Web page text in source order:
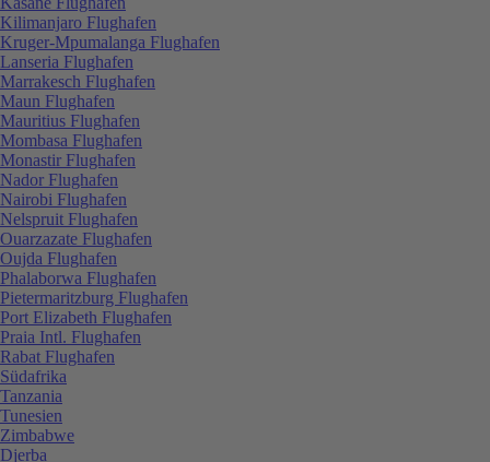
Kilimanjaro Flughafen
Kruger-Mpumalanga Flughafen
Lanseria Flughafen
Marrakesch Flughafen
Maun Flughafen
Mauritius Flughafen
Mombasa Flughafen
Monastir Flughafen
Nador Flughafen
Nairobi Flughafen
Nelspruit Flughafen
Ouarzazate Flughafen
Oujda Flughafen
Phalaborwa Flughafen
Pietermaritzburg Flughafen
Port Elizabeth Flughafen
Praia Intl. Flughafen
Rabat Flughafen
Südafrika
Tanzania
Tunesien
Zimbabwe
Djerba